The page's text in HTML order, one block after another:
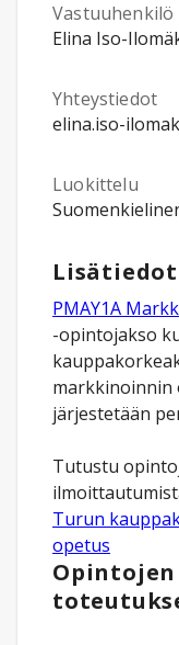
Vastuuhenkilö
Elina Iso-
Yhteystiedot
elina.iso-
Luokittelu
Lisätiedot
PMAY1A
-opintojakso
markkinoinnin
järjestetään
Tutustu
Turun
opetus